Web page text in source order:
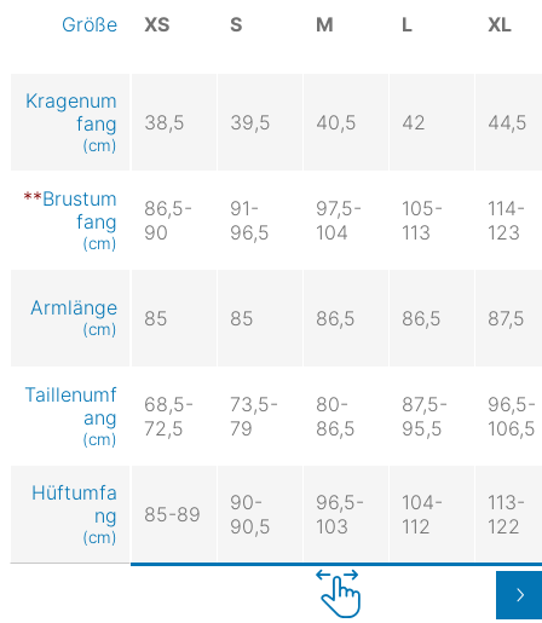
Größe XS S M L XL
Kragenum
fang
(cm)
38,5 39,5 40,5 42 44,5
Brustum
fang
(cm)
86,5-
90
91-
96,5
97,5-
104
105-
113
114-
123
Armlänge
(cm) 85 85 86,5 86,5 87,5
Taillenumf
ang
(cm)
68,5-
72,5
73,5-
79
80-
86,5
87,5-
95,5
96,5-
106,5
Hüftumfa
ng
(cm)
85-89
90-
90,5
96,5-
103
104-
112
113-
122